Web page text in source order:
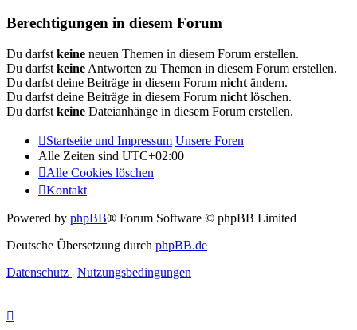
Berechtigungen in diesem Forum
Du darfst keine neuen Themen in diesem Forum erstellen.
Du darfst keine Antworten zu Themen in diesem Forum erstellen.
Du darfst deine Beiträge in diesem Forum nicht ändern.
Du darfst deine Beiträge in diesem Forum nicht löschen.
Du darfst keine Dateianhänge in diesem Forum erstellen.
Startseite und Impressum Unsere Foren
Alle Zeiten sind UTC+02:00
Alle Cookies löschen
Kontakt
Powered by phpBB® Forum Software © phpBB Limited
Deutsche Übersetzung durch phpBB.de
Datenschutz | Nutzungsbedingungen